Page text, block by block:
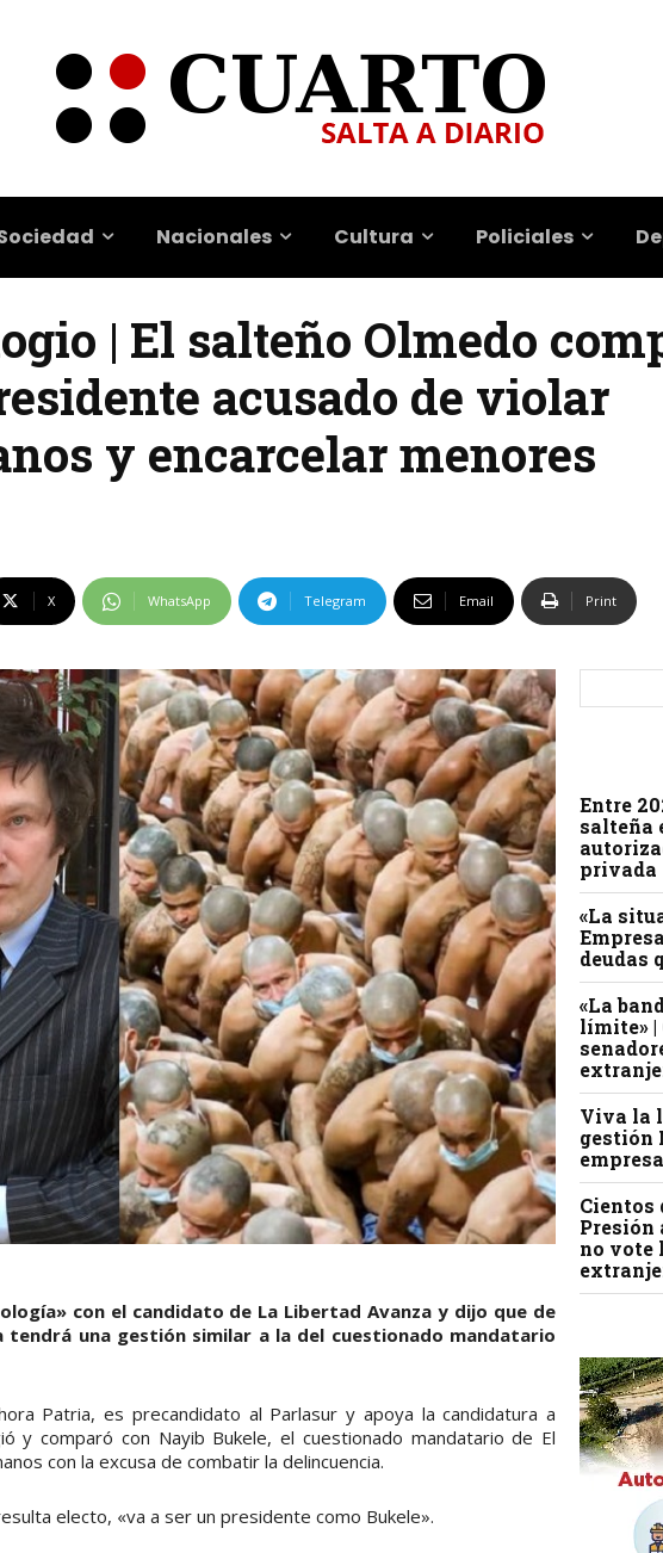
Nacionales Cultura Policiales
| El salteño Olmedo
acusado de violar
y encarcelar menores
X WhatsApp Telegram Email Print
con el candidato de La Libertad Avanza y dijo que de
tendrá una gestión similar a la del cuestionado mandatario
Patria, es precandidato al Parlasur y apoya la candidatura a
y comparó con Nayib Bukele, el cuestionado mandatario de El
con la excusa de combatir la delincuencia.
electo, «va a ser un presidente como Bukele».
Entre
salteña
privada
«La
deudas
«La
límite» |
Viva la
gestión
Cientos
Presión
no vote